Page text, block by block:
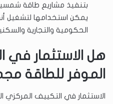
بتنفيذ مشاريع طاقة شمسية
يمكن استخدامها لتشغيل
الحكومية والتجارية
هل الاستثمار في
الموفر للطاقة
الاستثمار في التكييف